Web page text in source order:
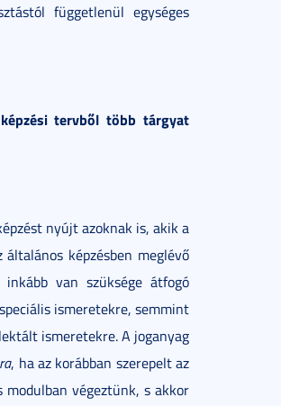
függetlenül egységes
tervből több tárgyat
nyújt azoknak is, akik a
képzésben meglévő
van szüksége átfogó
ismeretekre, semmint
ismeretekre. A joganyag
, ha az korábban szerepelt az
végeztünk, s akkor